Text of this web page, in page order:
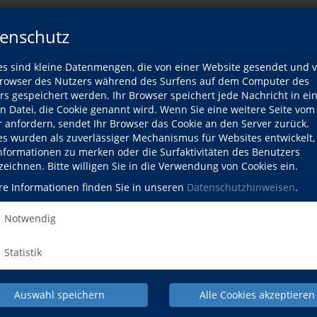
sind kleine Datenmengen, die von einer Website gesendet und
des Nutzers während des Surfens auf dem Computer des
gespeichert werden. Ihr Browser speichert jede Nachricht in
Datei, die Cookie genannt wird. Wenn Sie eine weitere Seite vom
anfordern, sendet Ihr Browser das Cookie an den Server zurück.
wurden als zuverlässiger Mechanismus für Websites
zu merken oder die Surfaktivitäten des Benutzers
Bitte willigen Sie in die Verwendung von Cookies ein.
Informationen finden Sie in unseren Datenschutzhinweisen.
Notwendig
Statistik
Auswahl speichern Alle Cookies akzeptieren
Dozentin
Wann? Wo?
Fr., 21.08.2026 Maxmonument, (Bus SEV 16 ab Isartor)